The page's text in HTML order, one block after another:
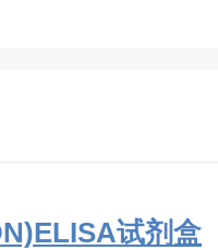
试剂盒